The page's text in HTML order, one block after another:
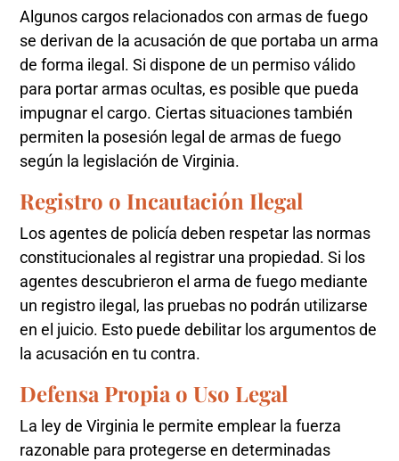
Algunos cargos relacionados con armas de fuego
se derivan de la acusación de que portaba un arma
de forma ilegal. Si dispone de un permiso válido
para portar armas ocultas, es posible que pueda
impugnar el cargo. Ciertas situaciones también
permiten la posesión legal de armas de fuego
según la legislación de Virginia.
Registro o Incautación Ilegal
Los agentes de policía deben respetar las normas
constitucionales al registrar una propiedad. Si los
agentes descubrieron el arma de fuego mediante
un registro ilegal, las pruebas no podrán utilizarse
en el juicio. Esto puede debilitar los argumentos de
la acusación en tu contra.
Defensa Propia o Uso Legal
La ley de Virginia le permite emplear la fuerza
razonable para protegerse en determinadas